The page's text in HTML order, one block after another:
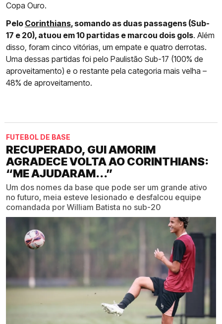
Copa Ouro.
Pelo Corinthians, somando as duas passagens (Sub-
17 e 20), atuou em 10 partidas e marcou dois gols. Além
disso, foram cinco vitórias, um empate e quatro derrotas.
Uma dessas partidas foi pelo Paulistão Sub-17 (100% de
aproveitamento) e o restante pela categoria mais velha –
48% de aproveitamento.
FUTEBOL DE BASE
RECUPERADO, GUI AMORIM
AGRADECE VOLTA AO CORINTHIANS:
“ME AJUDARAM...”
Um dos nomes da base que pode ser um grande ativo
no futuro, meia esteve lesionado e desfalcou equipe
comandada por William Batista no sub-20